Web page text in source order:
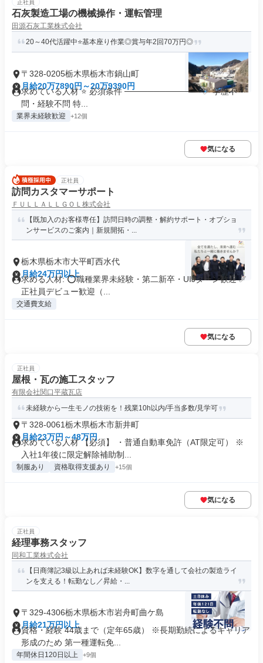
正社員
石灰製造工場の機械操作・運転管理
田源石灰工業株式会社
20～40代活躍中⭐基本座り作業◎賞与年2回70万円◎
〒328-0205栃木県栃木市鍋山町
月給20万7890円～20万9390円
求めている人材 ⭐ 必須条件 ───────────── ✅ 学歴不
問・経験不問 特...
業界未経験歓迎 +12個
気になる
正社員
訪問カスタマーサポート
ＦＵＬＬＡＬＬＧＯＬ株式会社
【既加入のお客様専任】訪問日時の調整・解約サポート・オプショ
ンサービスのご案内｜新規開拓・...
栃木県栃木市大平町西水代
月給24万円以上
求める人材: ⭕職種業界未経験・第二新卒・UIJターン歓迎 ✅
正社員デビュー歓迎（...
交通費支給
気になる
正社員
屋根・瓦の施工スタッフ
有限会社関口平蔵瓦店
未経験から一生モノの技術を！残業10h以内/手当多数/見学可
〒328-0061栃木県栃木市新井町
月給23万円～48万円
求めている人材 【必須】 ・普通自動車免許（AT限定可） ※
入社1年後に限定解除補助制...
制服あり 資格取得支援あり +15個
気になる
正社員
経理事務スタッフ
同和工業株式会社
【日商簿記3級以上あれば未経験OK】数字を通して会社の製造ライ
ンを支える！転勤なし／昇給・...
〒329-4306栃木県栃木市岩舟町曲ケ島
月給21万円以上
資格・経験 44歳まで（定年65歳） ※長期勤続によるキャリア
形成のため 第一種運転免...
年間休日120日以上 +9個